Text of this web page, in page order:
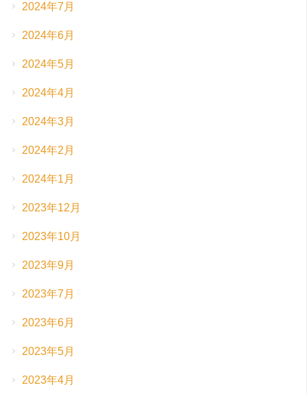
2024年7月
2024年6月
2024年5月
2024年4月
2024年3月
2024年2月
2024年1月
2023年12月
2023年10月
2023年9月
2023年7月
2023年6月
2023年5月
2023年4月